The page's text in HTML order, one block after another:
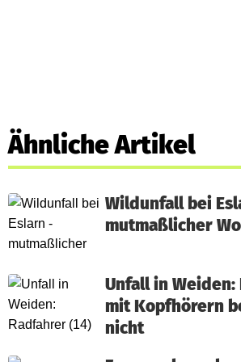
Ähnliche Artikel
Wildunfall bei
mutmaßlicher
Unfall in Weiden:
mit Kopfhörern
nicht